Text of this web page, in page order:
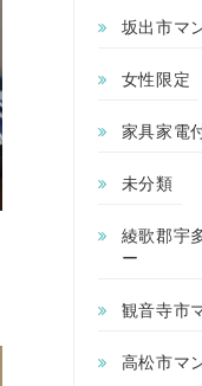
坂出市マ
女性限定
家具家電
未分類
綾歌郡宇
ー
観音寺市
高松市マ